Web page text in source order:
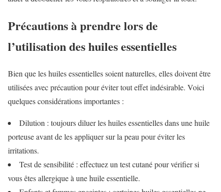
Précautions à prendre lors de
l’utilisation des huiles essentielles
Bien que les huiles essentielles soient naturelles, elles doivent être
utilisées avec précaution pour éviter tout effet indésirable. Voici
quelques considérations importantes :
Dilution : toujours diluer les huiles essentielles dans une huile
porteuse avant de les appliquer sur la peau pour éviter les
irritations.
Test de sensibilité : effectuez un test cutané pour vérifier si
vous êtes allergique à une huile essentielle.